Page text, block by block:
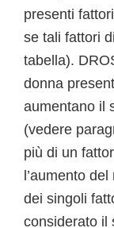
presenti
se tali fattori
tabella).
donna
aumentano il
(vedere
più di un
l’aumento
dei singoli
considerato il